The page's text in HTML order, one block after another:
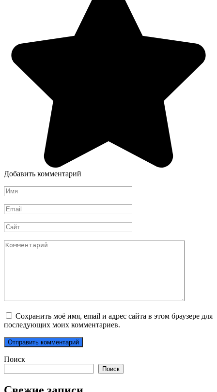
Добавить комментарий
Имя
*
Email
*
Сайт
Комментарий
Сохранить моё имя, email и адрес сайта в этом браузере для
последующих моих комментариев.
Поиск
Поиск